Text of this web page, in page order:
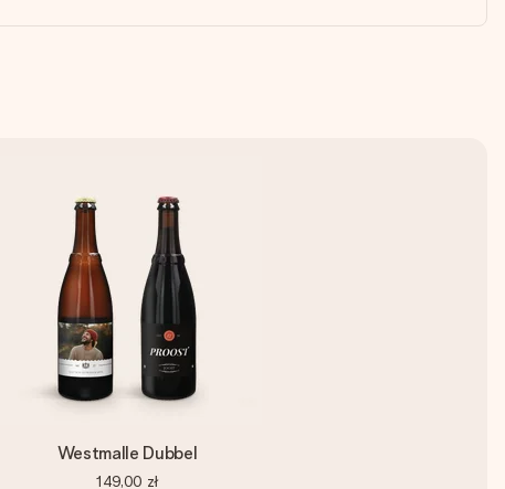
Westmalle Dubbel
149,00 zł